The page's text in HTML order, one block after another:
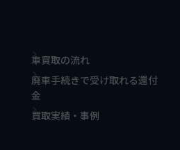
車買取の流れ
廃車手続きで受け取れる還付
金
買取実績・事例